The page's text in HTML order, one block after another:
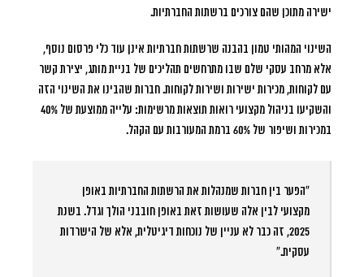
ישירה מתוכן שהם צורכים ברשתות החברתיות.
השינוי המהותי טמון בהבנה שרשתות חברתיות אינן עוד כלי פרסום נוסף,
אלא מרחב עסקי שלם שבו מתרחשים תהליכים של בניית מותג, יצירת קשר
עם לקוחות, מכירות ישירות ושירות לקוחות. חברות שהבינו את השינוי הזה
והשקיעו בניהול מקצועי רואות תוצאות מרשימות: עלייה ממוצעת של 40%
במכירות ושיפור של 60% ברמת המעורבות עם הקהל.
“הפער בין חברות שמנהלות את הרשתות החברתיות באופן
מקצועי לבין אלה שעושות זאת באופן חובבני הולך וגדל. בשנת
2025, זה כבר לא עניין של נוכחות דיגיטלית, אלא של הישרדות
עסקית.”